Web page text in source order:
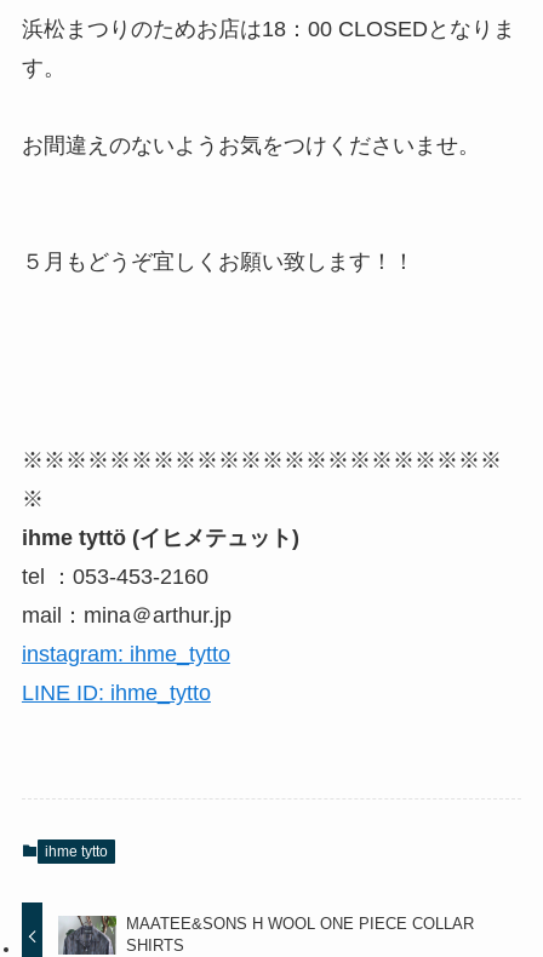
浜松まつりのためお店は18：00 CLOSEDとなりま
す。
お間違えのないようお気をつけくださいませ。
５月もどうぞ宜しくお願い致します！！
※※※※※※※※※※※※※※※※※※※※※※
※
ihme tyttö (イヒメテュット)
tel ：053-453-2160
mail：mina＠arthur.jp
instagram: ihme_tytto
LINE ID: ihme_tytto
ihme tytto
MAATEE&SONS H WOOL ONE PIECE COLLAR
SHIRTS